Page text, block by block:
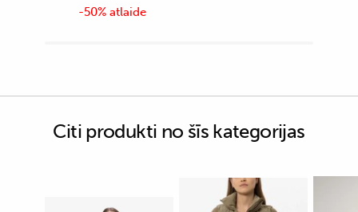
-50% atlaide
Citi produkti no šīs kategorijas